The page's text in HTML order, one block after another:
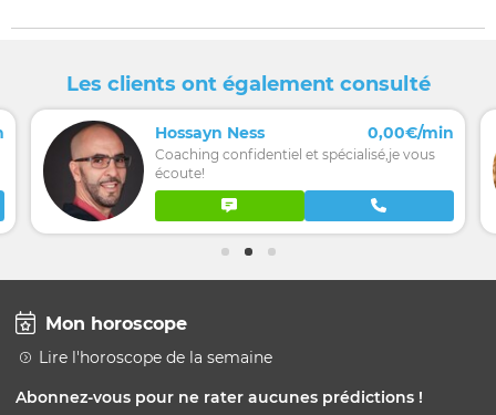
Les clients ont également consulté
Hossayn Ness 0,00€/min
Coaching confidentiel et spécialisé,je vous
écoute!
Mon horoscope
Lire l'horoscope de la semaine
Abonnez-vous pour ne rater aucunes prédictions !